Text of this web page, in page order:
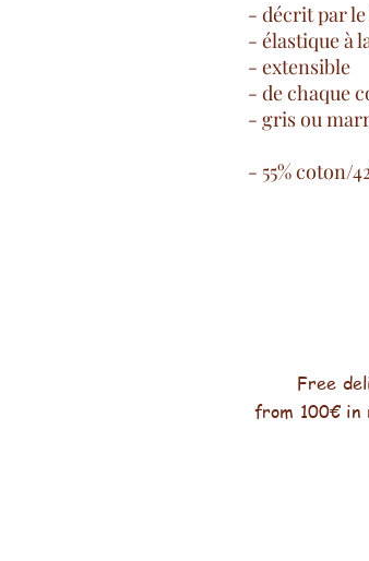
- décrit par
- élastique à
- extensible
- de chaque
- gris ou
- 55% coton/
Free
from 100€ in